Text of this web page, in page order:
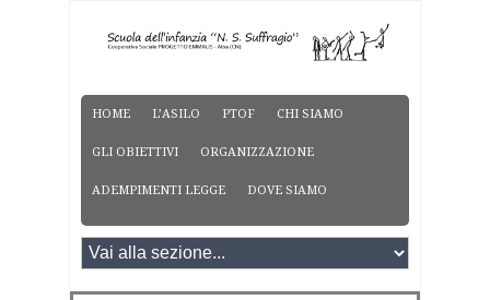
HOME L’ASILO PTOF CHI SIAMO
GLI OBIETTIVI ORGANIZZAZIONE
ADEMPIMENTI LEGGE DOVE SIAMO